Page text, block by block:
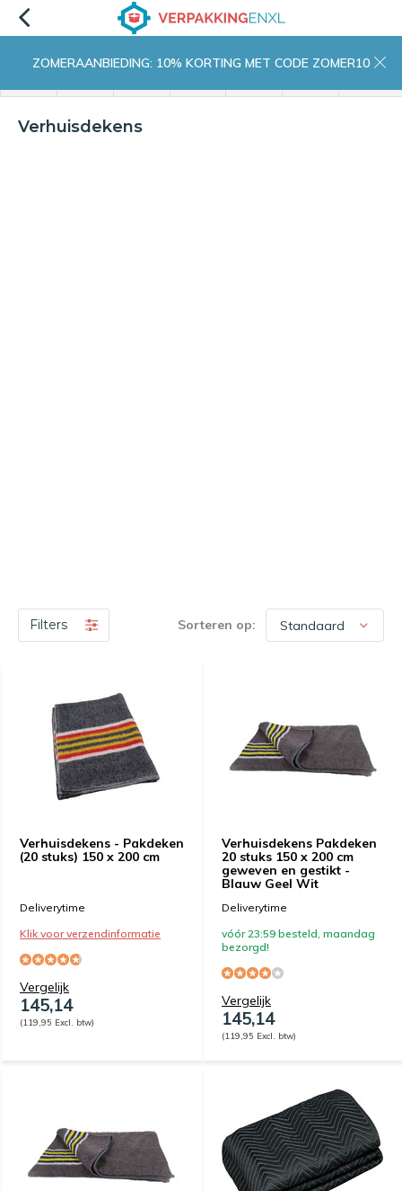
ZOMERAANBIEDING: 10% KORTING MET CODE ZOMER10
Verhuisdekens
Filters Sorteren op:
Verhuisdekens - Pakdeken
(20 stuks) 150 x 200 cm
Deliverytime
Klik voor verzendinformatie
Vergelijk
145,14
(119,95 Excl. btw)
Verhuisdekens Pakdeken
20 stuks 150 x 200 cm
geweven en gestikt -
Blauw Geel Wit
Deliverytime
vóór 23:59 besteld, maandag
bezorgd!
Vergelijk
145,14
(119,95 Excl. btw)